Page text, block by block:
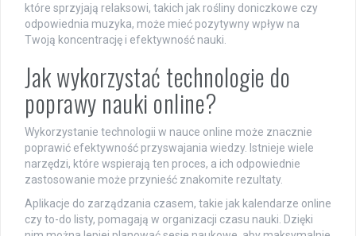
które sprzyjają relaksowi, takich jak rośliny doniczkowe czy
odpowiednia muzyka, może mieć pozytywny wpływ na
Twoją koncentrację i efektywność nauki.
Jak wykorzystać technologie do
poprawy nauki online?
Wykorzystanie technologii w nauce online może znacznie
poprawić efektywność przyswajania wiedzy. Istnieje wiele
narzędzi, które wspierają ten proces, a ich odpowiednie
zastosowanie może przynieść znakomite rezultaty.
Aplikacje do zarządzania czasem, takie jak kalendarze online
czy to-do listy, pomagają w organizacji czasu nauki. Dzięki